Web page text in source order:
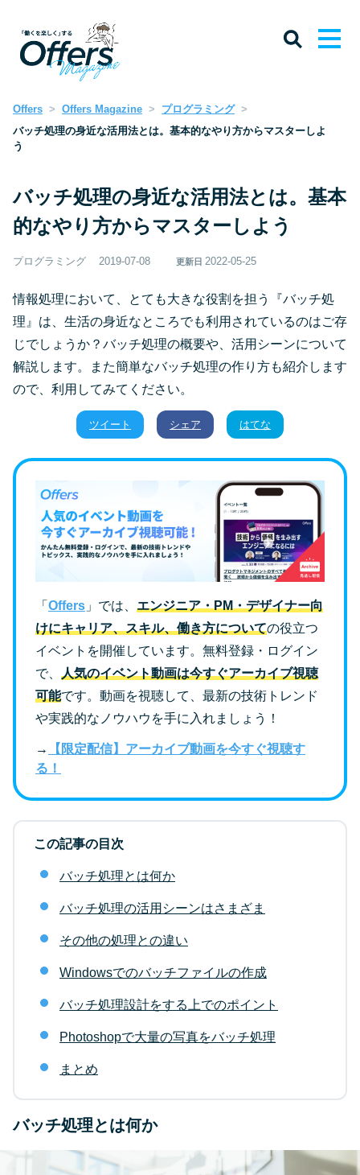
Offers Offers Magazine
プログラミング
バッチ処理の身近な活用法とは。基本的なやり方からマスターしよ
う
バッチ処理の身近な活用法とは。基本
的なやり方からマスターしよう
プログラミング 2019-07-08 更新日 2022-05-25
情報処理において、とても大きな役割を担う『バッチ処
理』は、生活の身近なところでも利用されているのはご存
じでしょうか？バッチ処理の概要や、活用シーンについて
解説します。また簡単なバッチ処理の作り方も紹介します
ので、利用してみてください。
ツイート シェア はてな
「 Offers 」では、 エンジニア・PM・デザイナー向
けにキャリア、スキル、働き方についての役立つ
イベントを開催しています。無料登録・ログイン
で、 人気のイベント動画は今すぐアーカイブ視聴
可能です。動画を視聴して、最新の技術トレンド
や実践的なノウハウを手に入れましょう！
→
【限定配信】アーカイブ動画を今すぐ視聴す
る！
この記事の目次
バッチ処理とは何か
バッチ処理の活用シーンはさまざま
その他の処理との違い
Windowsでのバッチファイルの作成
バッチ処理設計をする上でのポイント
Photoshopで大量の写真をバッチ処理
まとめ
バッチ処理とは何か